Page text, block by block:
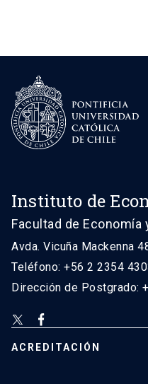
Instituto de
Facultad de Economía
Avda. Vicuña Mackenna
Teléfono: +56 2 2354
Dirección de Postgrado:
ACREDITACIÓN